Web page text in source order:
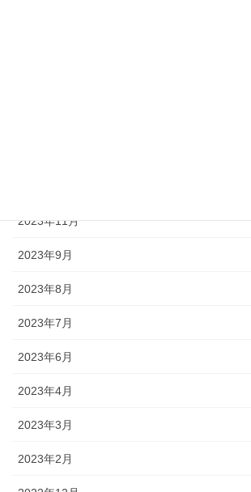
2023年11月
2023年9月
2023年8月
2023年7月
2023年6月
2023年4月
2023年3月
2023年2月